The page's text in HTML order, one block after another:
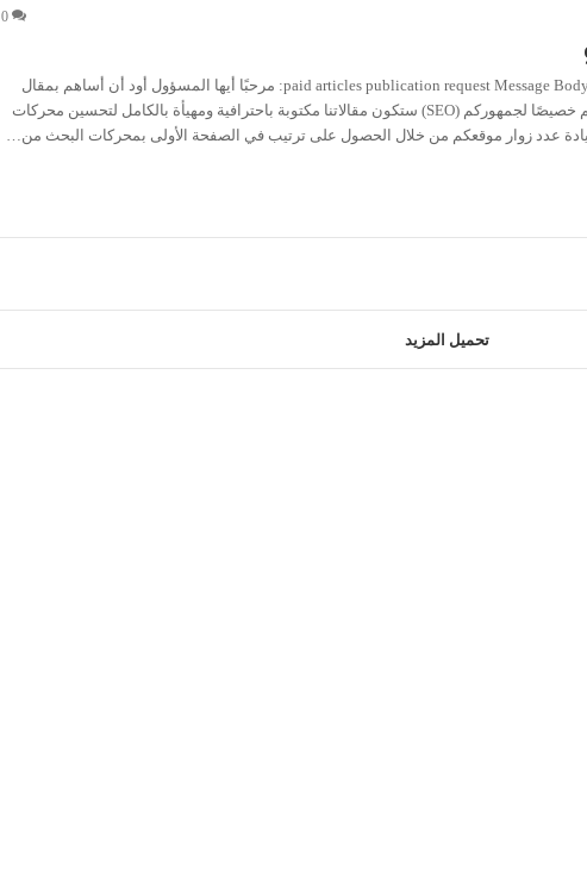
0
From: Asma Subject: طلب النشرجيست بوست paid articles publication request Message Body: مرحبًا أيها المسؤول أود أن أساهم بمقال
ضيف قيّم على موقعكم حول مواضيع عامة، مُصمم خصيصًا لجمهوركم (SEO) ستكون مقالاتنا مكتوبة باحترافية ومهيأة بالكامل لتحسين محركات
عدد زوار موقعكم من خلال الحصول على ترتيب في الصفحة الأولى بمحركات البحث من…
تحميل المزيد